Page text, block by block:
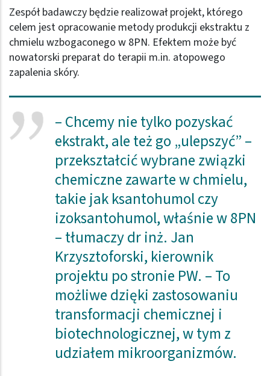
Zespół badawczy będzie realizował projekt, którego
celem jest opracowanie metody produkcji ekstraktu z
chmielu wzbogaconego w 8PN. Efektem może być
nowatorski preparat do terapii m.in. atopowego
zapalenia skóry.
– Chcemy nie tylko pozyskać
ekstrakt, ale też go „ulepszyć” –
przekształcić wybrane związki
chemiczne zawarte w chmielu,
takie jak ksantohumol czy
izoksantohumol, właśnie w 8PN
– tłumaczy dr inż. Jan
Krzysztoforski, kierownik
projektu po stronie PW. – To
możliwe dzięki zastosowaniu
transformacji chemicznej i
biotechnologicznej, w tym z
udziałem mikroorganizmów.